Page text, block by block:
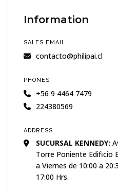
Information
SALES EMAIL
contacto@philipai.cl
PHONES
+56 9 4464 7479
224380569
ADDRESS
SUCURSAL KENNEDY:
Torre Poniente Edificio
a Viernes de 10:00 a
17:00 Hrs.